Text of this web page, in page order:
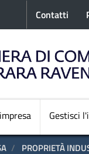
Menu
Contatti
Gestisci
PROPRIETÀ